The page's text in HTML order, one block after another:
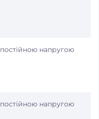
постійною напругою
постійною напругою